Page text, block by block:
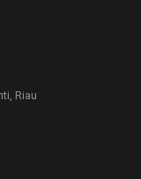
Riau